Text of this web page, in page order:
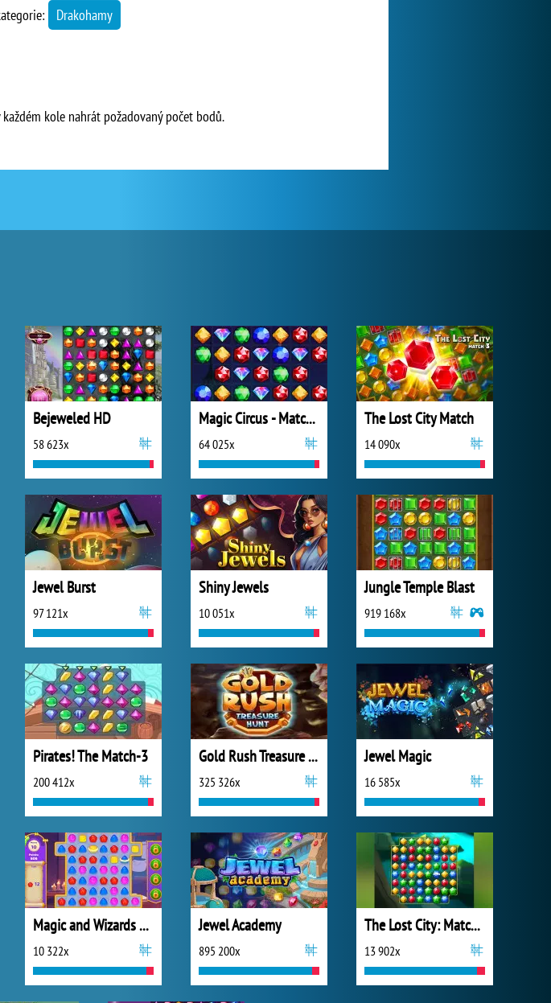
Drakohamy
kole nahrát požadovaný počet bodů.
Bejeweled HD
58 623x
Magic Circus - Match 3
64 025x
The Lost City Match
14 090x
Jewel Burst
97 121x
Shiny Jewels
10 051x
Jungle Temple Blast
919 168x
Pirates! The Match-3
200 412x
Gold Rush Treasure Hunt
325 326x
Jewel Magic
16 585x
Magic and Wizards Match
10 322x
Jewel Academy
895 200x
The Lost City: Match 3
13 902x